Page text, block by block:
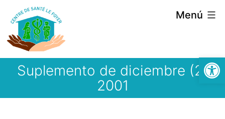
Abrir
Saltar
contenido
Menú
Suplemento de diciembre (2)
2001